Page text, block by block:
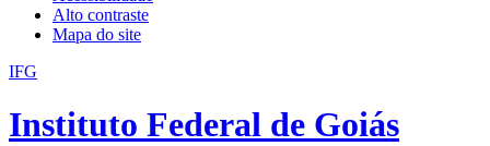
Alto contraste
Mapa do site
IFG
Instituto Federal de Goiás